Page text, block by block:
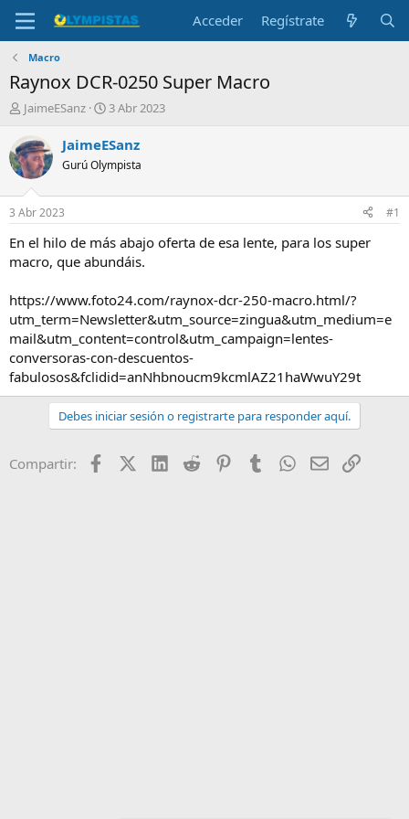
Acceder Regístrate
Macro
Raynox DCR-0250 Super Macro
I
i
c
i
a
d
o
r
e
t
e
m
a
JaimeESanz
F
c
a
i
n
c
o
3 Abr 2023
JaimeESanz
Gurú Olympista
3 Abr 2023 #1
En el hilo de más abajo oferta de esa lente, para los super
macro, que abundáis.
https://www.foto24.com/raynox-dcr-250-macro.html/?
utm_term=Newsletter&utm_source=zingua&utm_medium=e
mail&utm_content=control&utm_campaign=lentes-
conversoras-con-descuentos-
fabulosos&fclidid=anNhbnoucm9kcmlAZ21haWwuY29t
Debes iniciar sesión o registrarte para responder aquí.
Compartir: FacebookX (Twitter)
LinkedIn
Reddit PinterestTumblr WhatsApp
EmailEnlace